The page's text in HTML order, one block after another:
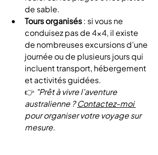
de sable.
Tours organisés : si vous ne
conduisez pas de 4×4, il existe
de nombreuses excursions d’une
journée ou de plusieurs jours qui
incluent transport, hébergement
et activités guidées.
👉 "Prêt à vivre l’aventure
australienne ? Contactez-moi
pour organiser votre voyage sur
mesure.